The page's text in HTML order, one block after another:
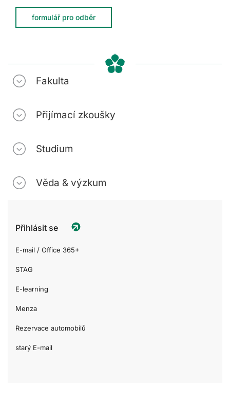
formulář pro odběr
Fakulta
Přijímací zkoušky
Studium
Věda & výzkum
Přihlásit se
E-mail / Office 365+
STAG
E-learning
Menza
Rezervace automobilů
starý E-mail